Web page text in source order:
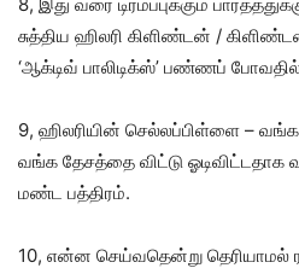
சுத்திய ஹிலரி கிளிண்டன் /
‘ஆக்டிவ் பாலிடிக்ஸ்’ பண்ணப்
9, ஹிலரியின் செல்லப்பிள்ளை – வங்க
வங்க தேசத்தை விட்டு ஓடிவிட்டதாக
மண்ட பத்திரம்.
10, என்ன செய்வதென்று தெரியாமல்